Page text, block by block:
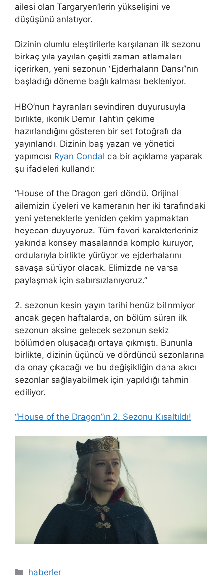
ailesi olan Targaryen’lerin yükselişini ve
düşüşünü anlatıyor.
Dizinin olumlu eleştirilerle karşılanan ilk sezonu
birkaç yıla yayılan çeşitli zaman atlamaları
içerirken, yeni sezonun “Ejderhaların Dansı”nın
başladığı döneme bağlı kalması bekleniyor.
HBO’nun hayranları sevindiren duyurusuyla
birlikte, ikonik Demir Taht’ın çekime
hazırlandığını gösteren bir set fotoğrafı da
yayınlandı. Dizinin baş yazarı ve yönetici
yapımcısı Ryan Condal da bir açıklama yaparak
şu ifadeleri kullandı:
“House of the Dragon geri döndü. Orijinal
ailemizin üyeleri ve kameranın her iki tarafındaki
yeni yeteneklerle yeniden çekim yapmaktan
heyecan duyuyoruz. Tüm favori karakterleriniz
yakında konsey masalarında komplo kuruyor,
ordularıyla birlikte yürüyor ve ejderhalarını
savaşa sürüyor olacak. Elimizde ne varsa
paylaşmak için sabırsızlanıyoruz.”
2. sezonun kesin yayın tarihi henüz bilinmiyor
ancak geçen haftalarda, on bölüm süren ilk
sezonun aksine gelecek sezonun sekiz
bölümden oluşacağı ortaya çıkmıştı. Bununla
birlikte, dizinin üçüncü ve dördüncü sezonlarına
da onay çıkacağı ve bu değişikliğin daha akıcı
sezonlar sağlayabilmek için yapıldığı tahmin
ediliyor.
“House of the Dragon”ın 2. Sezonu Kısaltıldı!
Kategoriler
haberler